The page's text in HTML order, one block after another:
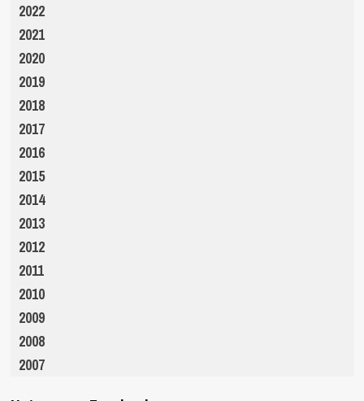
2022
2021
2020
2019
2018
2017
2016
2015
2014
2013
2012
2011
2010
2009
2008
2007